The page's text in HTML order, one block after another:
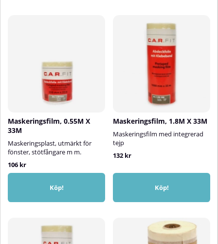
Maskeringsfilm, 0.55M X
33M
Maskeringsplast, utmärkt för
fönster, stötfångare m m.
106 kr
Köp!
Maskeringsfilm, 1.8M X 33M
Maskeringsfilm med integrerad
tejp
132 kr
Köp!